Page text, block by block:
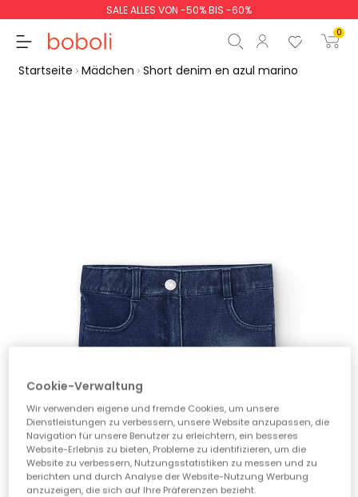
SALE ALLES VON -50% BIS -60%
0
Startseite Mädchen Short denim en azul marino
Cookie-Verwaltung
Wir verwenden eigene und fremde Cookies, um unsere
Dienstleistungen zu verbessern, unsere Website anzupassen, die
Navigation für unsere Benutzer zu erleichtern, ein besseres
Website-Erlebnis zu bieten, Probleme zu identifizieren, um die
Website zu verbessern, Nutzungsstatistiken zu messen und zu
berichten und durch Analyse der Website-Nutzung Werbung
anzuzeigen, die sich auf Ihre Präferenzen bezieht.